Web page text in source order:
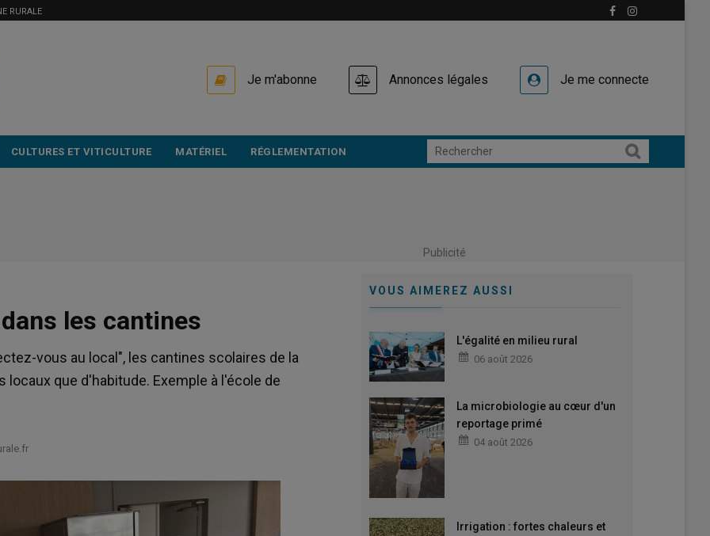
RURALE
Je m'abonne Annonces légales Je me connecte
CULTURES ET VITICULTURE MATÉRIEL RÉGLEMENTATION
Publicité
les cantines
vous au local", les cantines scolaires de la
que d'habitude. Exemple à l'école de
VOUS AIMEREZ AUSSI
L'égalité en milieu rural
06 août 2026
La microbiologie au cœur d'un
reportage primé
04 août 2026
Irrigation : fortes chaleurs et